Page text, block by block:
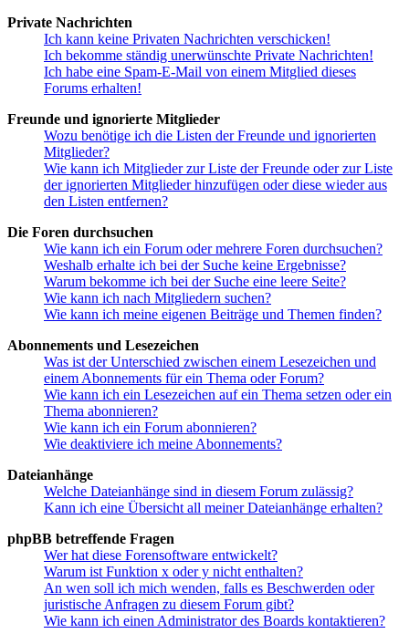
Private Nachrichten
Ich kann keine Privaten Nachrichten verschicken!
Ich bekomme ständig unerwünschte Private Nachrichten!
Ich habe eine Spam-E-Mail von einem Mitglied dieses
Forums erhalten!
Freunde und ignorierte Mitglieder
Wozu benötige ich die Listen der Freunde und ignorierten
Mitglieder?
Wie kann ich Mitglieder zur Liste der Freunde oder zur Liste
der ignorierten Mitglieder hinzufügen oder diese wieder aus
den Listen entfernen?
Die Foren durchsuchen
Wie kann ich ein Forum oder mehrere Foren durchsuchen?
Weshalb erhalte ich bei der Suche keine Ergebnisse?
Warum bekomme ich bei der Suche eine leere Seite?
Wie kann ich nach Mitgliedern suchen?
Wie kann ich meine eigenen Beiträge und Themen finden?
Abonnements und Lesezeichen
Was ist der Unterschied zwischen einem Lesezeichen und
einem Abonnements für ein Thema oder Forum?
Wie kann ich ein Lesezeichen auf ein Thema setzen oder ein
Thema abonnieren?
Wie kann ich ein Forum abonnieren?
Wie deaktiviere ich meine Abonnements?
Dateianhänge
Welche Dateianhänge sind in diesem Forum zulässig?
Kann ich eine Übersicht all meiner Dateianhänge erhalten?
phpBB betreffende Fragen
Wer hat diese Forensoftware entwickelt?
Warum ist Funktion x oder y nicht enthalten?
An wen soll ich mich wenden, falls es Beschwerden oder
juristische Anfragen zu diesem Forum gibt?
Wie kann ich einen Administrator des Boards kontaktieren?